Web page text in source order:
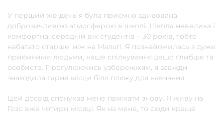
У перший же день я була приємно здивована
доброзичливою атмосферою в школі. Школа невелика і
комфортна, середній вік студентів – 30 років, тобто
набагато старше, ніж на Мальті. Я познайомилась з дуже
приємними людьми, наше спілкування дещо глибше та
особисте. Прогулюючись узбережжям, я завжди
знаходила гарне місце біля пляжу для навчання.
Цей досвід спонукав мене приїхати знову. Я живу на
Гозо вже чотири місяці. Як на мене, то сюди краще